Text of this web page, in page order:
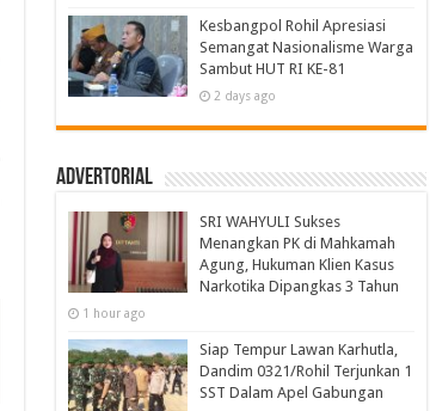
Kesbangpol Rohil Apresiasi
Semangat Nasionalisme Warga
Sambut HUT RI KE-81
2 days ago
Advertorial
SRI WAHYULI Sukses
Menangkan PK di Mahkamah
Agung, Hukuman Klien Kasus
Narkotika Dipangkas 3 Tahun
1 hour ago
Siap Tempur Lawan Karhutla,
Dandim 0321/Rohil Terjunkan 1
SST Dalam Apel Gabungan